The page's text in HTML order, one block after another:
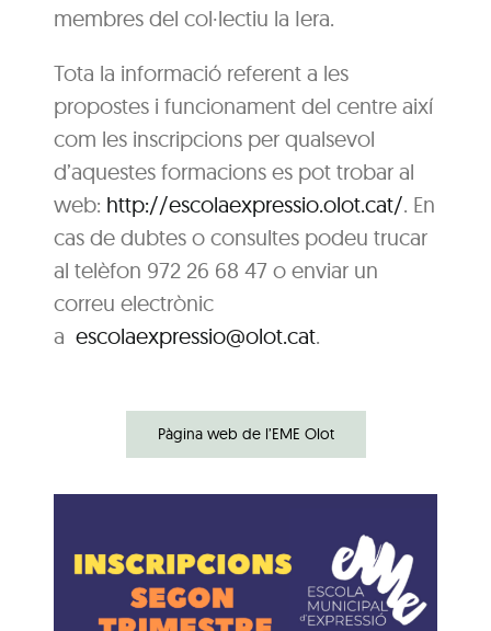
membres del col·lectiu la Iera.
Tota la informació referent a les
propostes i funcionament del centre així
com les inscripcions per qualsevol
d’aquestes formacions es pot trobar al
web: http://escolaexpressio.olot.cat/. En
cas de dubtes o consultes podeu trucar
al telèfon 972 26 68 47 o enviar un
correu electrònic
aescolaexpressio@olot.cat.
Pàgina web de l’EME Olot